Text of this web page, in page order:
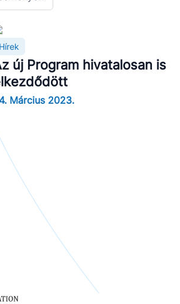
Hírek
új Program hivatalosan is
Március 2023.